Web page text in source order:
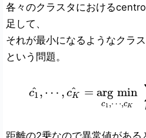
各々のクラスタにおける
足して、
それが最小になるようなクラ
という問題。
c1
^ , ⋯ , cK
^ = arg min
c1 ,⋯,cK